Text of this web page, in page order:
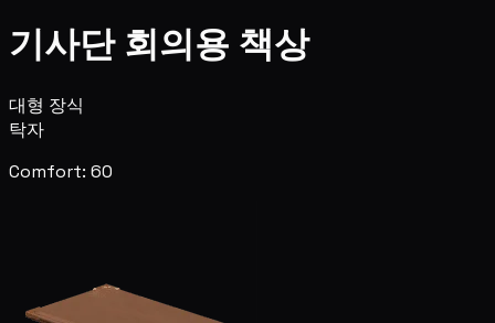
기사단 회의용 책상
대형 장식
탁자
Comfort: 60